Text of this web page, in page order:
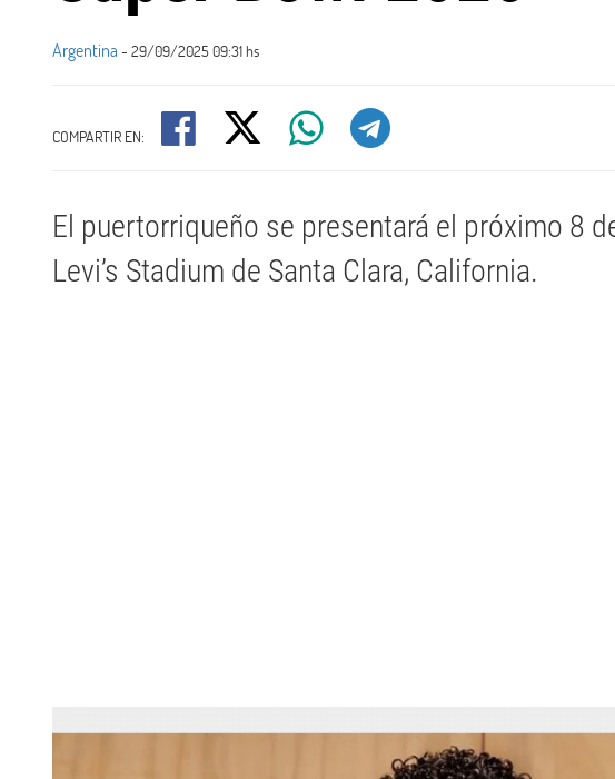
Argentina - 29/09/2025 09:31 hs
COMPARTIR EN:
El puertorriqueño se presentará el próximo 8
Levi’s Stadium de Santa Clara, California.